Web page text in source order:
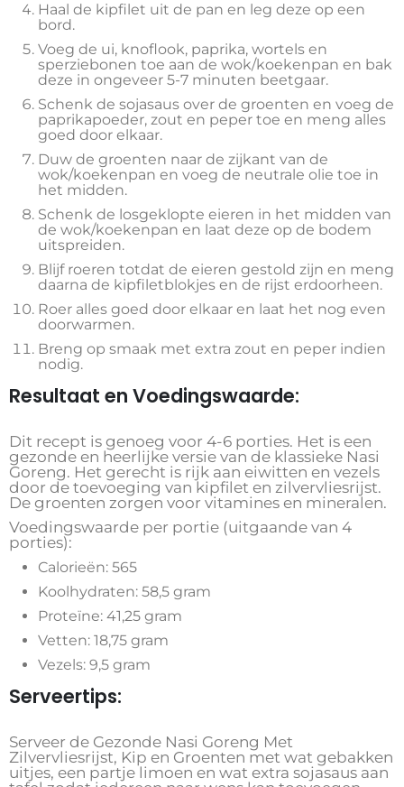
Haal de kipfilet uit de pan en leg deze op een
bord.
Voeg de ui, knoflook, paprika, wortels en
sperziebonen toe aan de wok/koekenpan en bak
deze in ongeveer 5-7 minuten beetgaar.
Schenk de sojasaus over de groenten en voeg de
paprikapoeder, zout en peper toe en meng alles
goed door elkaar.
Duw de groenten naar de zijkant van de
wok/koekenpan en voeg de neutrale olie toe in
het midden.
Schenk de losgeklopte eieren in het midden van
de wok/koekenpan en laat deze op de bodem
uitspreiden.
Blijf roeren totdat de eieren gestold zijn en meng
daarna de kipfiletblokjes en de rijst erdoorheen.
Roer alles goed door elkaar en laat het nog even
doorwarmen.
Breng op smaak met extra zout en peper indien
nodig.
Resultaat en Voedingswaarde:
Dit recept is genoeg voor 4-6 porties. Het is een
gezonde en heerlijke versie van de klassieke Nasi
Goreng. Het gerecht is rijk aan eiwitten en vezels
door de toevoeging van kipfilet en zilvervliesrijst.
De groenten zorgen voor vitamines en mineralen.
Voedingswaarde per portie (uitgaande van 4
porties):
Calorieën: 565
Koolhydraten: 58,5 gram
Proteïne: 41,25 gram
Vetten: 18,75 gram
Vezels: 9,5 gram
Serveertips:
Serveer de Gezonde Nasi Goreng Met
Zilvervliesrijst, Kip en Groenten met wat gebakken
uitjes, een partje limoen en wat extra sojasaus aan